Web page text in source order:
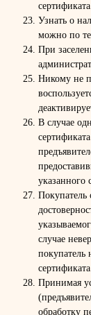
Узнать о
можно по
При
Никому не
В случае
указанного
Покупатель
случае
покупатель
Принимая
обработку